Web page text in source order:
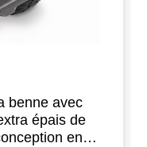
benne avec
épais de
en